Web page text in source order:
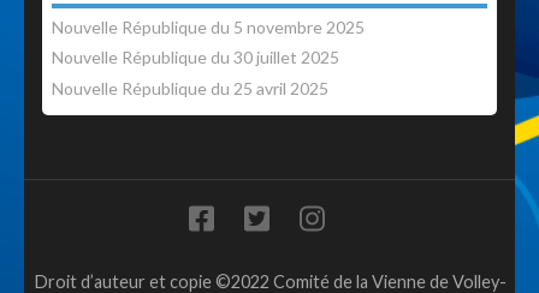
Nouvelle République du 5 novembre 2025
Nouvelle République du 30 juillet 2025
Nouvelle République du 25 avril 2025
Droit d’auteur et copie ©2022 Comité de la Vienne de Volley-